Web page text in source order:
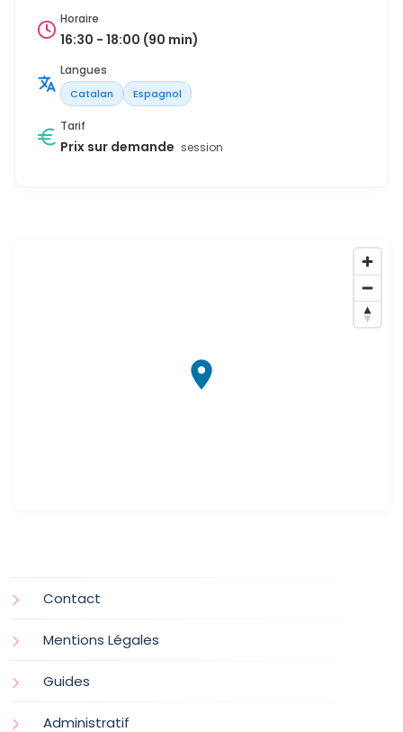
Horaire
16:30 - 18:00 (90 min)
Langues
Catalan Espagnol
Tarif
Prix sur demande session
Contact
Mentions Légales
Guides
Administratif